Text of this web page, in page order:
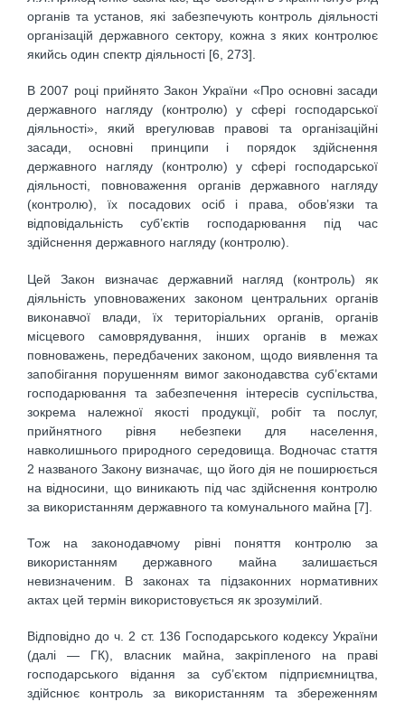
органів та установ, які забезпечують контроль діяльності
організацій державного сектору, кожна з яких контролює
якийсь один спектр діяльності [6, 273].
В 2007 році прийнято Закон України «Про основні засади
державного нагляду (контролю) у сфері господарської
діяльності», який врегулював правові та організаційні
засади, основні принципи і порядок здійснення
державного нагляду (контролю) у сфері господарської
діяльності, повноваження органів державного нагляду
(контролю), їх посадових осіб і права, обов’язки та
відповідальність суб’єктів господарювання під час
здійснення державного нагляду (контролю).
Цей Закон визначає державний нагляд (контроль) як
діяльність уповноважених законом центральних органів
виконавчої влади, їх територіальних органів, органів
місцевого самоврядування, інших органів в межах
повноважень, передбачених законом, щодо виявлення та
запобігання порушенням вимог законодавства суб’єктами
господарювання та забезпечення інтересів суспільства,
зокрема належної якості продукції, робіт та послуг,
прийнятного рівня небезпеки для населення,
навколишнього природного середовища. Водночас стаття
2 названого Закону визначає, що його дія не поширюється
на відносини, що виникають під час здійснення контролю
за використанням державного та комунального майна [7].
Тож на законодавчому рівні поняття контролю за
використанням державного майна залишається
невизначеним. В законах та підзаконних нормативних
актах цей термін використовується як зрозумілий.
Відповідно до ч. 2 ст. 136 Господарського кодексу України
(далі — ГК), власник майна, закріпленого на праві
господарського відання за суб’єктом підприємництва,
здійснює контроль за використанням та збереженням